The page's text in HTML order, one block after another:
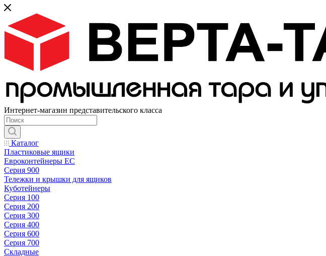
Интернет-магазин представительского класса
Каталог
Пластиковые ящики
Евроконтейнеры ЕС
Серия 900
Тележки и крышки для ящиков
Куботейнеры
Серия 100
Серия 200
Серия 300
Серия 400
Серия 600
Серия 700
Складные